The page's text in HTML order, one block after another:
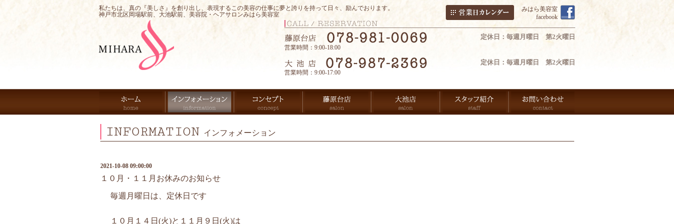
私たちは、真の『美しさ』を創り出し、表現するこの美容の仕事に夢と誇りを持って日々、励んでおります。
神戸市北区岡場駅前、大池駅前、美容院・ヘアサロンみはら美容室
みはら美容室
facebook
定休日：毎週月曜日 第2火曜日
営業時間：9:00-18:00
定休日：毎週月曜日 第2火曜日
営業時間：9:00-17:00
INFORMATION インフォメーション
2021-10-08 09:00:00
１０月・１１月お休みのお知らせ
毎週月曜日は、定休日です
１０月１４日(火)と１１月９日(火)は